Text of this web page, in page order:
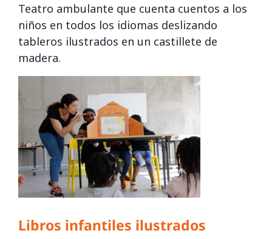
Teatro ambulante que cuenta cuentos a los
niños en todos los idiomas deslizando
tableros ilustrados en un castillete de
madera.
Libros infantiles ilustrados